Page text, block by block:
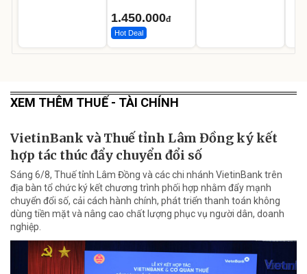
Các Phối Màu
1.450.000đ
Hot Deal
XEM THÊM THUẾ - TÀI CHÍNH
VietinBank và Thuế tỉnh Lâm Đồng ký kết
hợp tác thúc đẩy chuyển đổi số
Sáng 6/8, Thuế tỉnh Lâm Đồng và các chi nhánh VietinBank trên
địa bàn tổ chức ký kết chương trình phối hợp nhằm đẩy mạnh
chuyển đổi số, cải cách hành chính, phát triển thanh toán không
dùng tiền mặt và nâng cao chất lượng phục vụ người dân, doanh
nghiệp.